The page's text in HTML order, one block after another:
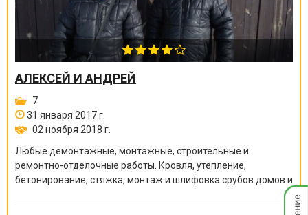
АЛЕКСЕЙ И АНДРЕЙ
7
31 января 2017 г.
02 ноября 2018 г.
Любые демонтажные, монтажные, строительные и
ремонтно-отделочные работы. Кровля, утепление,
бетонирование, стяжка, монтаж и шлифовка срубов домов и
бань, покраска краскопультом, сварочные работы и многое
другое.